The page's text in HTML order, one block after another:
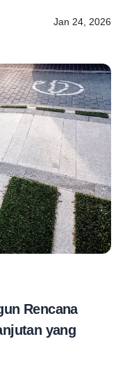
Jan 24, 2026
Rencana
yang